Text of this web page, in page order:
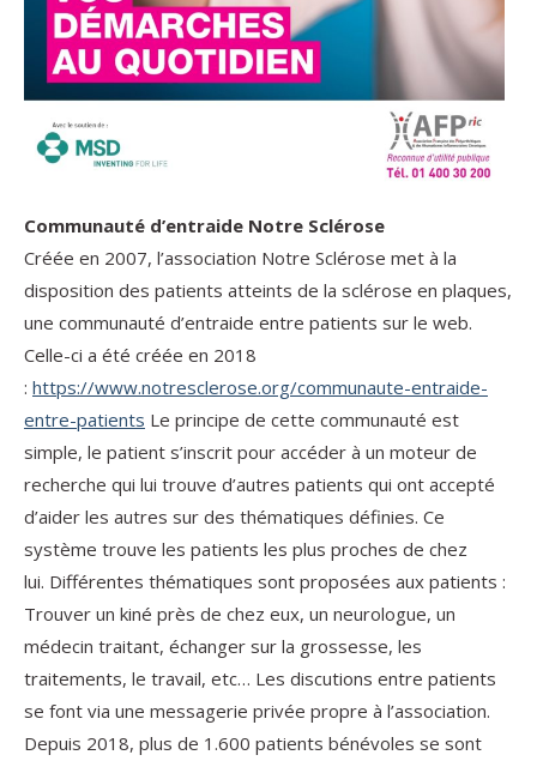
Communauté d’entraide Notre Sclérose
Créée en 2007, l’association Notre Sclérose met à la
disposition des patients atteints de la sclérose en plaques,
une communauté d’entraide entre patients sur le web.
Celle-ci a été créée en 2018
: https://www.notresclerose.org/communaute-entraide-
entre-patients Le principe de cette communauté est
simple, le patient s’inscrit pour accéder à un moteur de
recherche qui lui trouve d’autres patients qui ont accepté
d’aider les autres sur des thématiques définies. Ce
système trouve les patients les plus proches de chez
lui. Différentes thématiques sont proposées aux patients :
Trouver un kiné près de chez eux, un neurologue, un
médecin traitant, échanger sur la grossesse, les
traitements, le travail, etc… Les discutions entre patients
se font via une messagerie privée propre à l’association.
Depuis 2018, plus de 1.600 patients bénévoles se sont